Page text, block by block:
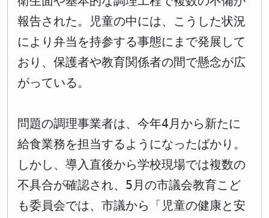
報告された。児童の中には、こうした状況
により弁当を持参する事態にまで発展して
おり、保護者や教育関係者の間で懸念が広
がっている。
問題の調理事業者は、今年4月から新たに
給食業務を担当するようになったばかり。
しかし、導入直後から学校現場では複数の
不具合が確認され、5月の市議会教育こど
も委員会では、市議から「児童の健康と安